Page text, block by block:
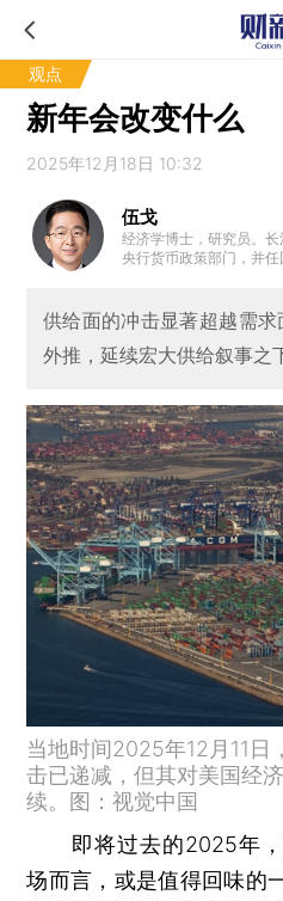
观点
新年会改变什么
2025年12月18日 10:32
伍戈
经济学博士，研究员。
央行货币政策部门，并
冠军。中国金融四十人
家论坛理事，清华、复
供给面的冲击显著超越需
外推，延续宏大供给叙事之
当地时间2025年12月11日
击已递减，但其对美国经
续。图：视觉中国
即将过去的2025年，
场而言，或是值得回味的